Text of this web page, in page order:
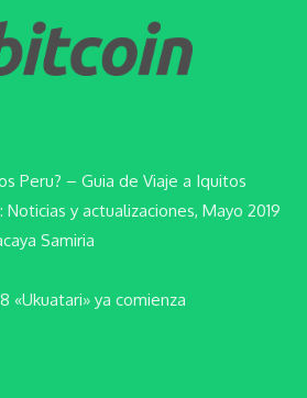
Peru? – Guia de Viaje a Iquitos
y actualizaciones, Mayo 2019
Samiria
«Ukuatari» ya comienza